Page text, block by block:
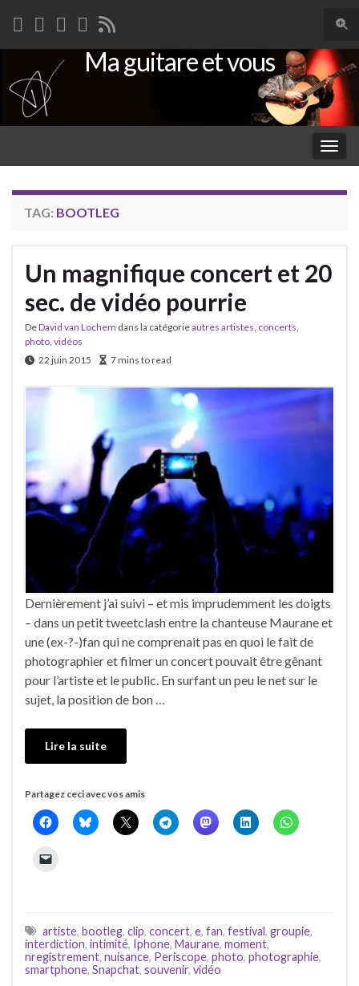
Search for:
Ma guitare et vous
TAG: BOOTLEG
Un magnifique concert et 20
sec. de vidéo pourrie
DeDavid van Lochem dans la catégorieautres artistes concerts
photo vidéos
22 juin 2015
7 mins to read
Dernièrement j’ai suivi – et mis imprudemment les doigts
– dans un petit tweetclash entre la chanteuse Maurane et
une (ex-?-)fan qui ne comprenait pas en quoi le fait de
photographier et filmer un concert pouvait être gênant
pour l’artiste et le public. En surfant un peu le net sur le
sujet, la position de bon …
Lire la suite
Partagez ceci avec vos amis
artiste, bootleg, clip, concert, e, fan, festival, groupie,
interdiction, intimité, Iphone, Maurane, moment,
nregistrement, nuisance, Periscope, photo, photographie,
smartphone, Snapchat, souvenir, vidéo